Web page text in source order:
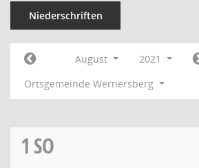
Niederschriften
August 2021
Ortsgemeinde Wernersberg
1 SO